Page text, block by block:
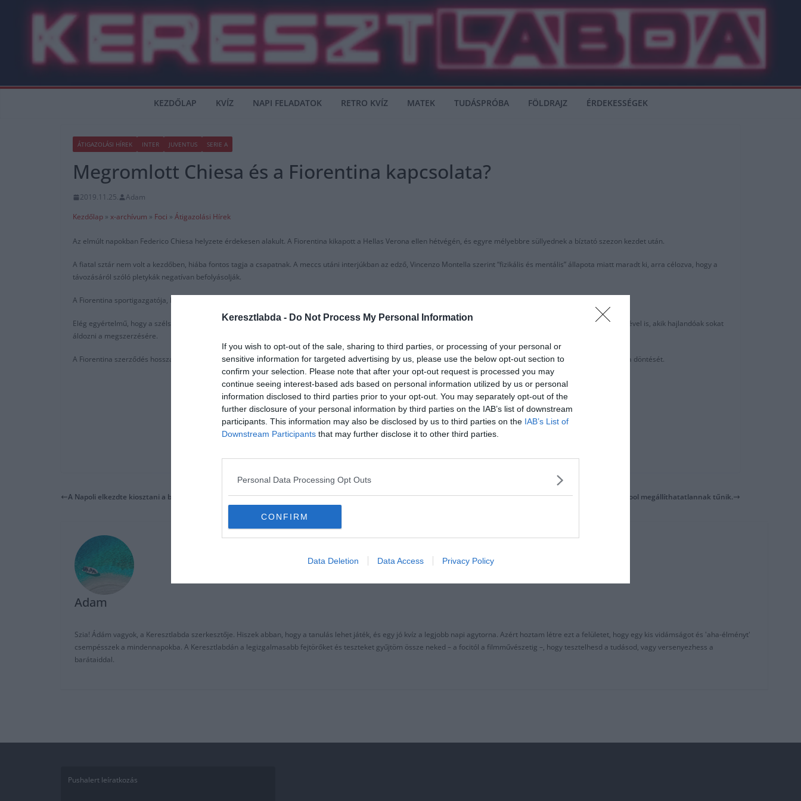
Keresztlabda - Do Not Process My Personal Information
If you wish to opt-out of the sale, sharing to third parties, or processing of your personal or
sensitive information for targeted advertising by us, please use the below opt-out section to
confirm your selection. Please note that after your opt-out request is processed you may
continue seeing interest-based ads based on personal information utilized by us or personal
information disclosed to third parties prior to your opt-out. You may separately opt-out of the
further disclosure of your personal information by third parties on the IAB’s list of downstream
participants. This information may also be disclosed by us to third parties on the IAB’s List of
Downstream Participants that may further disclose it to other third parties.
Personal Data Processing Opt Outs
CONFIRM
Data Deletion Data Access Privacy Policy
KEZDŐLAP KVÍZ NAPI FELADATOK RETRO KVÍZ MATEK TUDÁSPRÓBA FÖLDRAJZ ÉRDEKESSÉGEK
ÁTIGAZOLÁSI HÍREK INTER JUVENTUS SERIE A
Megromlott Chiesa és a Fiorentina kapcsolata?
2019.11.25.
Adam
Kezdőlap » x-archívum » Foci » Átigazolási Hírek
Az elmúlt napokban Federico Chiesa helyzete érdekesen alakult. A Fiorentina kikapott a Hellas Verona ellen hétvégén, és egyre mélyebbre süllyednek a bíztató szezon kezdet után.
A fiatal sztár nem volt a kezdőben, hiába fontos tagja a csapatnak. A meccs utáni interjúkban az edző, Vincenzo Montella szerint “fizikális és mentális” állapota miatt maradt ki, arra célozva, hogy a
távozásáról szóló pletykák negatívan befolyásolják.
A Fiorentina sportigazgatója, Daniele Prade szerint csak fizikai okai voltak a kihagyásának, semmi más.
Elég egyértelmű, hogy a szélső nagyobb csapathoz szeretne távozni a nyáron. ACalciomercato.comszerint Chiesa tisztába van az Inter, a Juventus és a PSG érdeklődésével is, akik hajlandóak sokat
áldozni a megszerzésére.
A Fiorentina szerződés hosszabbítási terve sem nyugtatta meg. A felek a karácsonyi szünet alatt találkozhatnak, de a klubnál attól tartanak, hogy Chiesa már meghozta a döntését.
A Napoli elkezdte kiosztani a büntetéseket Guardiola: A Liverpool megállíthatatlannak tűnik.
Adam
Szia! Ádám vagyok, a Keresztlabda szerkesztője. Hiszek abban, hogy a tanulás lehet játék, és egy jó kvíz a legjobb napi agytorna. Azért hoztam létre ezt a felületet, hogy egy kis vidámságot és 'aha-élményt'
csempésszek a mindennapokba. A Keresztlabdán a legizgalmasabb fejtörőket és teszteket gyűjtöm össze neked – a focitól a filmművészetig –, hogy tesztelhesd a tudásod, vagy versenyezhess a
barátaiddal.
Pushalert leíratkozás